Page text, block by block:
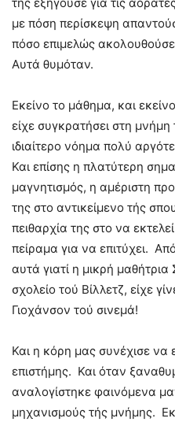
με πόση περίσκεψη
πόσο επιμελώς ακολουθούσε
Αυτά θυμόταν.
Εκείνο το μάθημα, και
είχε συγκρατήσει στη
ιδιαίτερο νόημα πολύ
Και επίσης η πλατύτερη
μαγνητισμός, η αμέριστη
της στο αντικείμενο τής
πειθαρχία της στο να
πείραμα για να επιτύχει.
αυτά γιατί η μικρή
σχολείο τού Βίλλετζ, είχε
Γιοχάνσον τού σινεμά!
Και η κόρη μας συνέχισε να
επιστήμης. Και όταν
αναλογίστηκε φαινόμενα
μηχανισμούς τής μνήμης.